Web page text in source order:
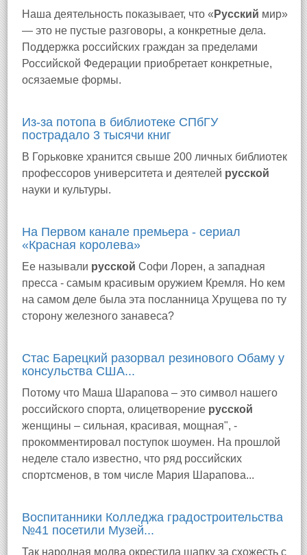
Наша деятельность показывает, что « Русский мир»
— это не пустые разговоры, а конкретные дела.
Поддержка российских граждан за пределами
Российской Федерации приобретает конкретные,
осязаемые формы.
Из-за потопа в библиотеке СПбГУ
пострадало 3 тысячи книг
В Горьковке хранится свыше 200 личных библиотек
профессоров университета и деятелей русской
науки и культуры.
На Первом канале премьера - сериал
«Красная королева»
Ее называли русской Софи Лорен, а западная
пресса - самым красивым оружием Кремля. Но кем
на самом деле была эта посланница Хрущева по ту
сторону железного занавеса?
Стас Барецкий разорвал резинового Обаму у
консульства США...
Потому что Маша Шарапова – это символ нашего
российского спорта, олицетворение русской
женщины – сильная, красивая, мощная", -
прокомментировал поступок шоумен. На прошлой
неделе стало известно, что ряд российских
спортсменов, в том числе Мария Шарапова...
Воспитанники Колледжа градостроительства
№41 посетили Музей...
Так народная молва окрестила шапку за схожесть с